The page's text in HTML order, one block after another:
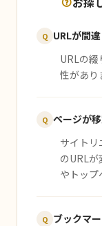
Q URLが間
URLの綴
性があり
Q ページが
サイトリ
のURL
やトップ
Q ブックマ